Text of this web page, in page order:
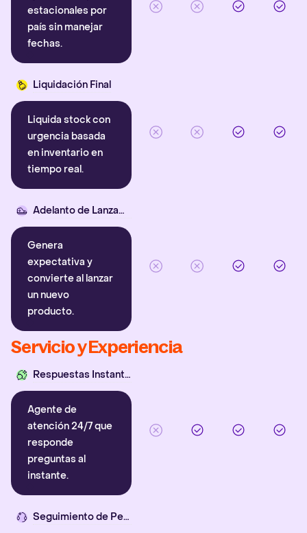
estacionales por
país sin manejar
fechas.
Liquidación Final
Liquida stock con
urgencia basada
en inventario en
tiempo real.
Adelanto de Lanzamiento
Genera
expectativa y
convierte al lanzar
un nuevo
producto.
Servicio y Experiencia
Respuestas Instantáneas
Agente de
atención 24/7 que
responde
preguntas al
instante.
Seguimiento de Pedidos